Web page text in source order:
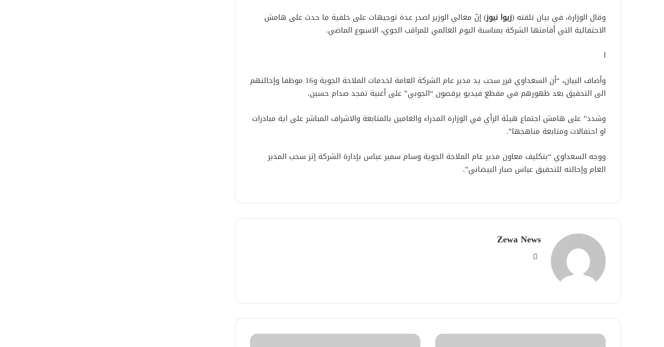
وقال الوزارة، في بيان تلقته (زيوا نيوز) إنّ معالي الوزير اصدر عدة توجيهات على خلفية ما حدث على هامش
الاحتفالية التي أقامتها الشركة بمناسبة اليوم العالمي للمراقب الجوي، الاسبوع الماضي.
ا
وأضاف البيان، “أن السعداوي قرر سحب يد مدير عام الشركة العامة لخدمات الملاحة الجوية و16 موظفا وإحالتهم
الى التحقيق بعد ظهورهم في مقطع فيديو يرقصون “الجوبي” على أغنية تمجد صدام حسين.
وشدد” على هامش اجتماع هيئة الرأي في الوزارة المدراء والعامين بالمتابعة والاشراف المباشر على اية مبادرات
او احتفالات ومتابعة مناهجها”.
ووجه السعداوي “بتكليف معاون مدير عام الملاحة الجوية وسام سمير عباس بإدارة الشركة إثر سحب المدير
العام وإحالته للتحقيق عباس صبار البيضاني”.
Zewa News